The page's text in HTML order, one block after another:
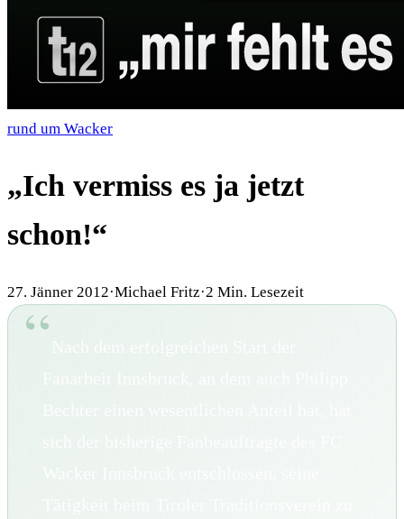
rund um Wacker
„Ich vermiss es ja jetzt
schon!“
27. Jänner 2012·Michael Fritz·2 Min. Lesezeit